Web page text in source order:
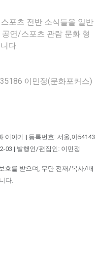
포츠 전반 소식들을 일반
연/스포츠 관람 문화 형
다.
이민정(문화포커스)
이야기 | 등록번호: 서울,아54143
03 | 발행인/편집인: 이민정
호를 받으며, 무단 전재/복사/배
다.